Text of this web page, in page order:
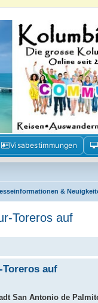
Forum der
in Kolumbien und
Visabestimmungen
&
Toreros auf
auf
San Antonio de